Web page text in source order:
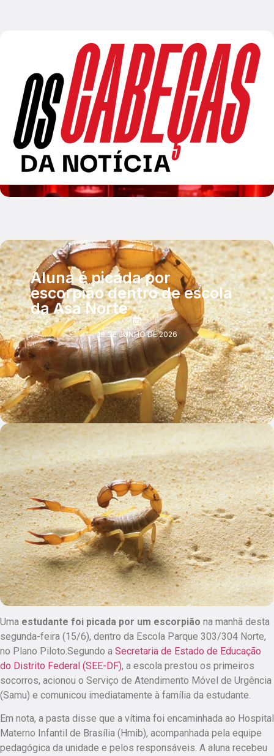
Aluna é picada por
escorpião dentro de escola
da Asa Norte
18 DE JUNHO DE 2026
Uma estudante foi picada por um escorpião na manhã desta
segunda-feira (15/6), dentro da Escola Parque 303/304 Norte,
no Plano Piloto.Segundo a Secretaria de Estado de Educação
do Distrito Federal (SEE-DF), a escola prestou os primeiros
socorros, acionou o Serviço de Atendimento Móvel de Urgência
(Samu) e comunicou imediatamente à família da estudante.
Em nota, a pasta disse que a vítima foi encaminhada ao Hospital
Materno Infantil de Brasília (Hmib), acompanhada pela equipe
pedagógica da unidade e pelos responsáveis. A aluna recebeu